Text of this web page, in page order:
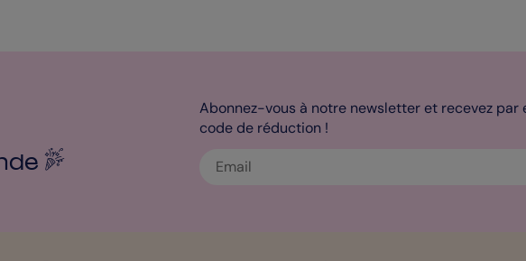
Abonnez-vous à notre newsletter et recevez par
code de réduction !